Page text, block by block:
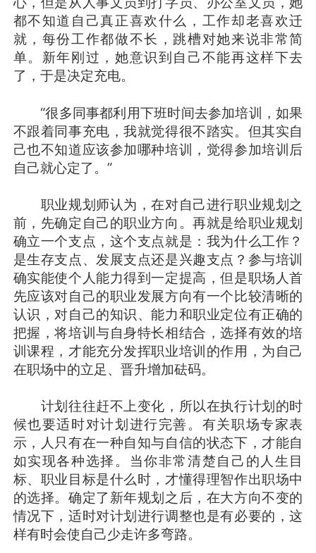
都不知道自己真正喜欢什么，工作却老喜欢迁
就，每份工作都做不长，跳槽对她来说非常简
单。新年刚过，她意识到自己不能再这样下去
了，于是决定充电。
“很多同事都利用下班时间去参加培训，如果
不跟着同事充电，我就觉得很不踏实。但其实自
己也不知道应该参加哪种培训，觉得参加培训后
自己就心定了。”
职业规划师认为，在对自己进行职业规划之
前，先确定自己的职业方向。再就是给职业规划
确立一个支点，这个支点就是：我为什么工作？
是生存支点、发展支点还是兴趣支点？参与培训
确实能使个人能力得到一定提高，但是职场人首
先应该对自己的职业发展方向有一个比较清晰的
认识，对自己的知识、能力和职业定位有正确的
把握，将培训与自身特长相结合，选择有效的培
训课程，才能充分发挥职业培训的作用，为自己
在职场中的立足、晋升增加砝码。
计划往往赶不上变化，所以在执行计划的时
候也要适时对计划进行完善。有关职场专家表
示，人只有在一种自知与自信的状态下，才能自
如实现各种选择。当你非常清楚自己的人生目
标、职业目标是什么时，才懂得理智作出职场中
的选择。确定了新年规划之后，在大方向不变的
情况下，适时对计划进行调整也是有必要的，这
样有时会使自己少走许多弯路。